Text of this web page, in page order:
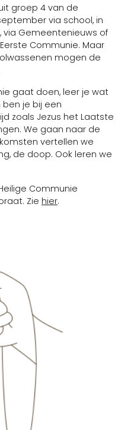
Parochie
/ vacatures
foto's
groep 4 van de
via school, in
via Gemeentenieuws of
Communie. Maar
mogen de
gaat doen, leer je wat
je bij een
zoals Jezus het Laatste
We gaan naar de
vertellen we
de doop. Ook leren we
Communie
Zie hier.